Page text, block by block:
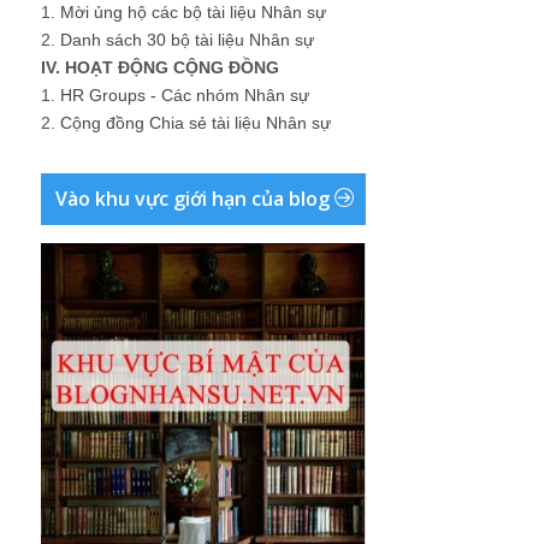
1. Mời ủng hộ các bộ tài liệu Nhân sự
2. Danh sách 30 bộ tài liệu Nhân sự
IV. HOẠT ĐỘNG CỘNG ĐỒNG
1. HR Groups - Các nhóm Nhân sự
2. Cộng đồng Chia sẻ tài liệu Nhân sự
Vào khu vực giới hạn của blog